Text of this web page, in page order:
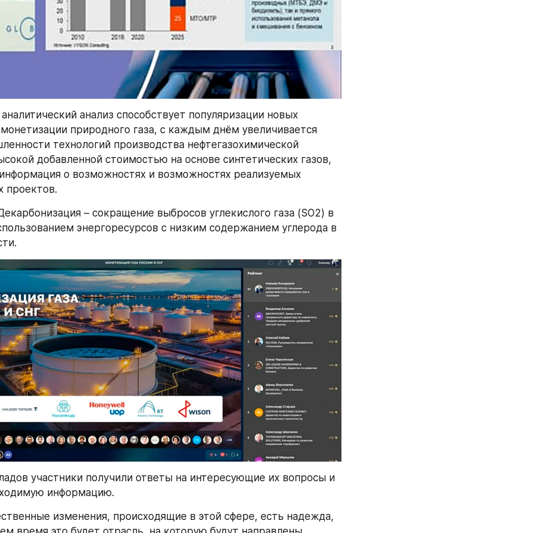
анализ способствует популяризации новых
природного газа, с каждым днём увеличивается
технологий производства нефтегазохимической
добавленной стоимостью на основе синтетических газов,
о возможностях и возможностях реализуемых
проектов.
– сокращение выбросов углекислого газа (SO2) в
энергоресурсов с низким содержанием углерода в
участники получили ответы на интересующие их вопросы и
информацию.
изменения, происходящие в этой сфере, есть надежда,